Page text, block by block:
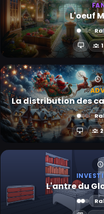
L'oeuf
La distribution des
L'antre du